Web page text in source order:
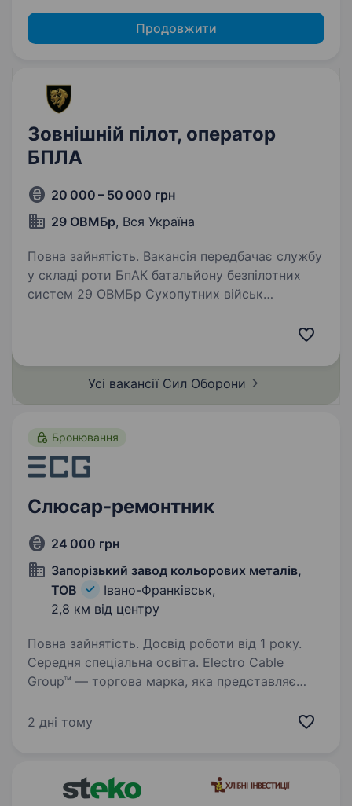
Продовжити
Зовнішній пілот, оператор
БПЛА
20 000 – 50 000 грн
29 ОВМБр, Вся Україна
Повна зайнятість. Вакансія передбачає службу
у складі роти БпАК батальйону безпілотних
систем 29 ОВМБр Сухопутних військ
Усі вакансії Сил Оборони
Бронювання
Слюсар-ремонтник
24 000 грн
Запорізький завод кольорових металів,
ТОВ
Івано-Франківськ,
2,8 км від центру
Повна зайнятість. Досвід роботи від 1 року.
Середня спеціальна освіта. Electro Cable
Group™ — торгова марка, яка представляє
що виготовляється на заводах у Запоріжжі та
2 дні тому